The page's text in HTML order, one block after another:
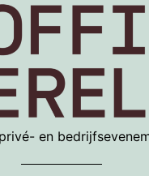
en